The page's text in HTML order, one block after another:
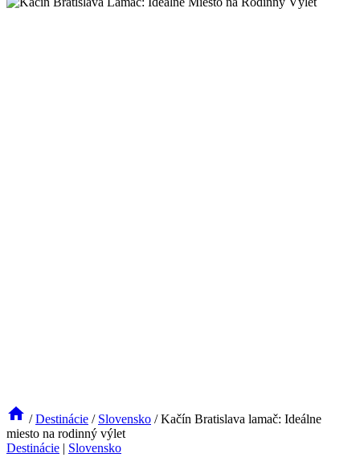
/ Destinácie / Slovensko / Kačín Bratislava lamač: Ideálne
miesto na rodinný výlet
Destinácie | Slovensko